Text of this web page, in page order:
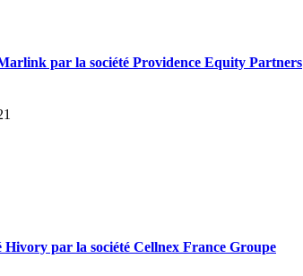
par la société Providence Equity Partners
Hivory par la société Cellnex France Groupe